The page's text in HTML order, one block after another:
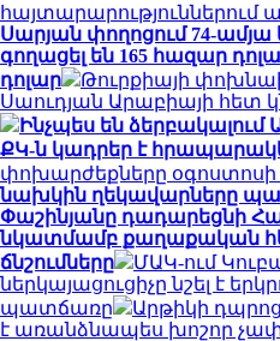
հայտարարություններում
Սարյան փողոցում 74-
գողացել են 165 հազար
դոլար
Թուրքիայի
Սաուդյան Արաբիայի հետ
Ինչպես են
ՔԿ-ն կադրեր է
փոխարժեքները օգոստոսի
նախկին ղեկավարները
Փաշինյանը դադարեցնի
նկատմամբ քաղաքական
ճնշումները
ՄԱԿ-ում
ներկայացուցիչը նշել է
պատճառը
Արթիկի
է առանձնապես խոշոր